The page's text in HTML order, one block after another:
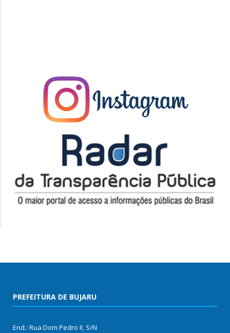
PREFEITURA DE BUJARU
End.: Rua Dom Pedro II, S/N